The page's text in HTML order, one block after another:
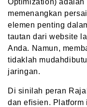
memenangkan
elemen penting
tautan dari website
Anda. Namun,
tidaklah
jaringan.
Di sinilah peran
dan efisien. Platform